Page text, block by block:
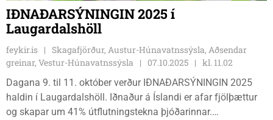
IÐNAÐARSÝNINGIN 2025 í
Laugardalshöll
feykir.is
Skagafjörður, Austur-Húnavatnssýsla, Aðsendar
greinar, Vestur-Húnavatnssýsla
07.10.2025
kl. 11.02
Dagana 9. til 11. október verður IÐNAÐARSÝNINGIN 2025
haldin í Laugardalshöll. Iðnaður á Íslandi er afar fjölþættur
og skapar um 41% útflutningstekna þjóðarinnar.